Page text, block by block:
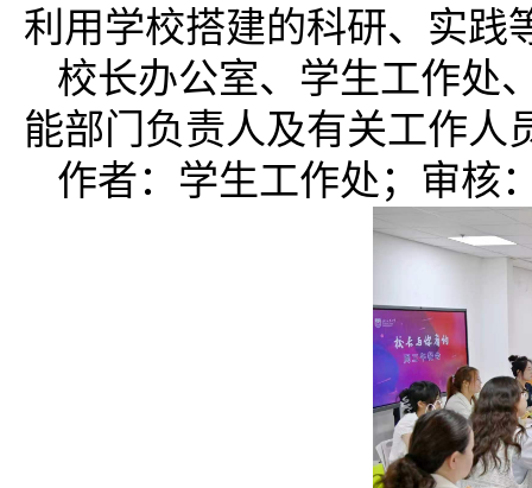
利用学校搭建的科研、实践
校长办公室、学生工作处
能部门负责人及有关工作人
作者：学生工作处；审核